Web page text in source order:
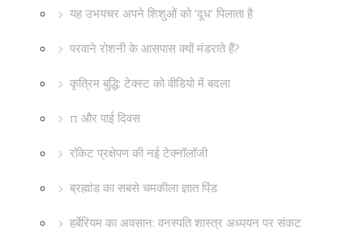
यह उभयचर अपने शिशुओं को ‘दूध’ पिलाता है
परवाने रोशनी के आसपास क्यों मंडराते हैं?
कृत्रिम बुद्धि: टेक्स्ट को वीडियो में बदला
π और पाई दिवस
रॉकेट प्रक्षेपण की नई टेक्नॉलॉजी
ब्रह्मांड का सबसे चमकीला ज्ञात पिंड
हर्बेरियम का अवसान: वनस्पति शास्त्र अध्ययन पर संकट